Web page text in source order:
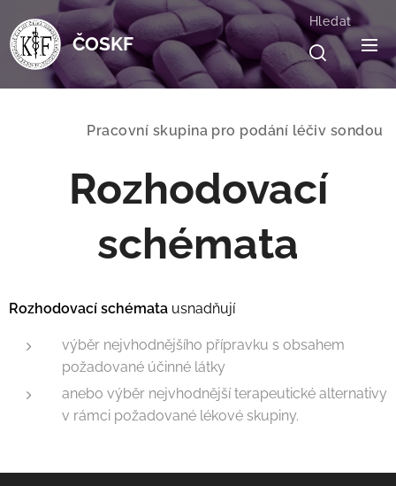
ČOSKF
Hledat
Pracovní skupina pro podání léčiv sondou
Rozhodovací
schémata
Rozhodovací schémata usnadňují
výběr nejvhodnějšího přípravku s obsahem
požadované účinné látky
anebo výběr nejvhodnější terapeutické alternativy
v rámci požadované lékové skupiny.